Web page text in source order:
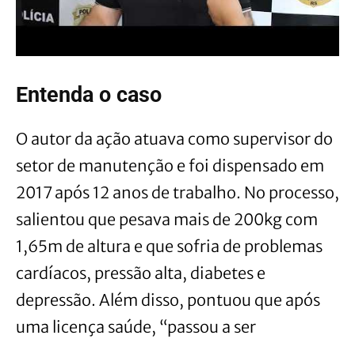
Entenda o caso
O autor da ação atuava como supervisor do
setor de manutenção e foi dispensado em
2017 após 12 anos de trabalho. No processo,
salientou que pesava mais de 200kg com
1,65m de altura e que sofria de problemas
cardíacos, pressão alta, diabetes e
depressão. Além disso, pontuou que após
uma licença saúde, “passou a ser